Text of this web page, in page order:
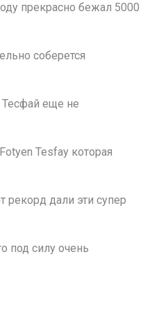
прекрасно бежал 5000
соберется
еще не
Tesfay которая
рекорд дали эти супер
под силу очень